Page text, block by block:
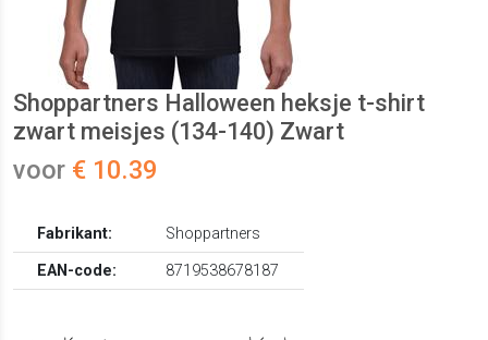
Shoppartners Halloween heksje t-shirt
zwart meisjes (134-140) Zwart
voor € 10.39
Fabrikant:
Shoppartners
EAN-code:
8719538678187